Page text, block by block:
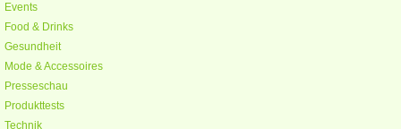
Events
Food & Drinks
Gesundheit
Mode & Accessoires
Presseschau
Produkttests
Technik